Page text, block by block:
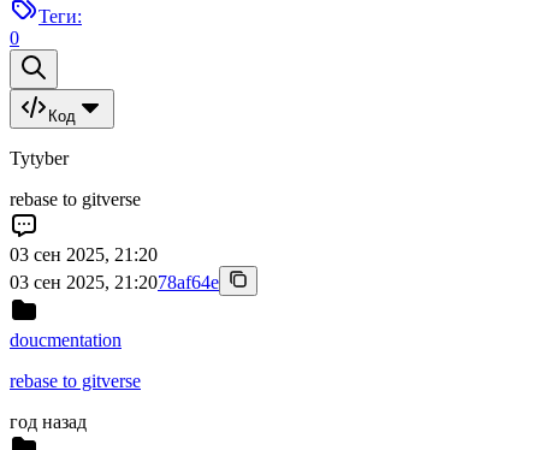
Теги:
0
Код
Tytyber
rebase to gitverse
03 сен 2025, 21:20
03 сен 2025, 21:2078af64e
doucmentation
rebase to gitverse
год назад